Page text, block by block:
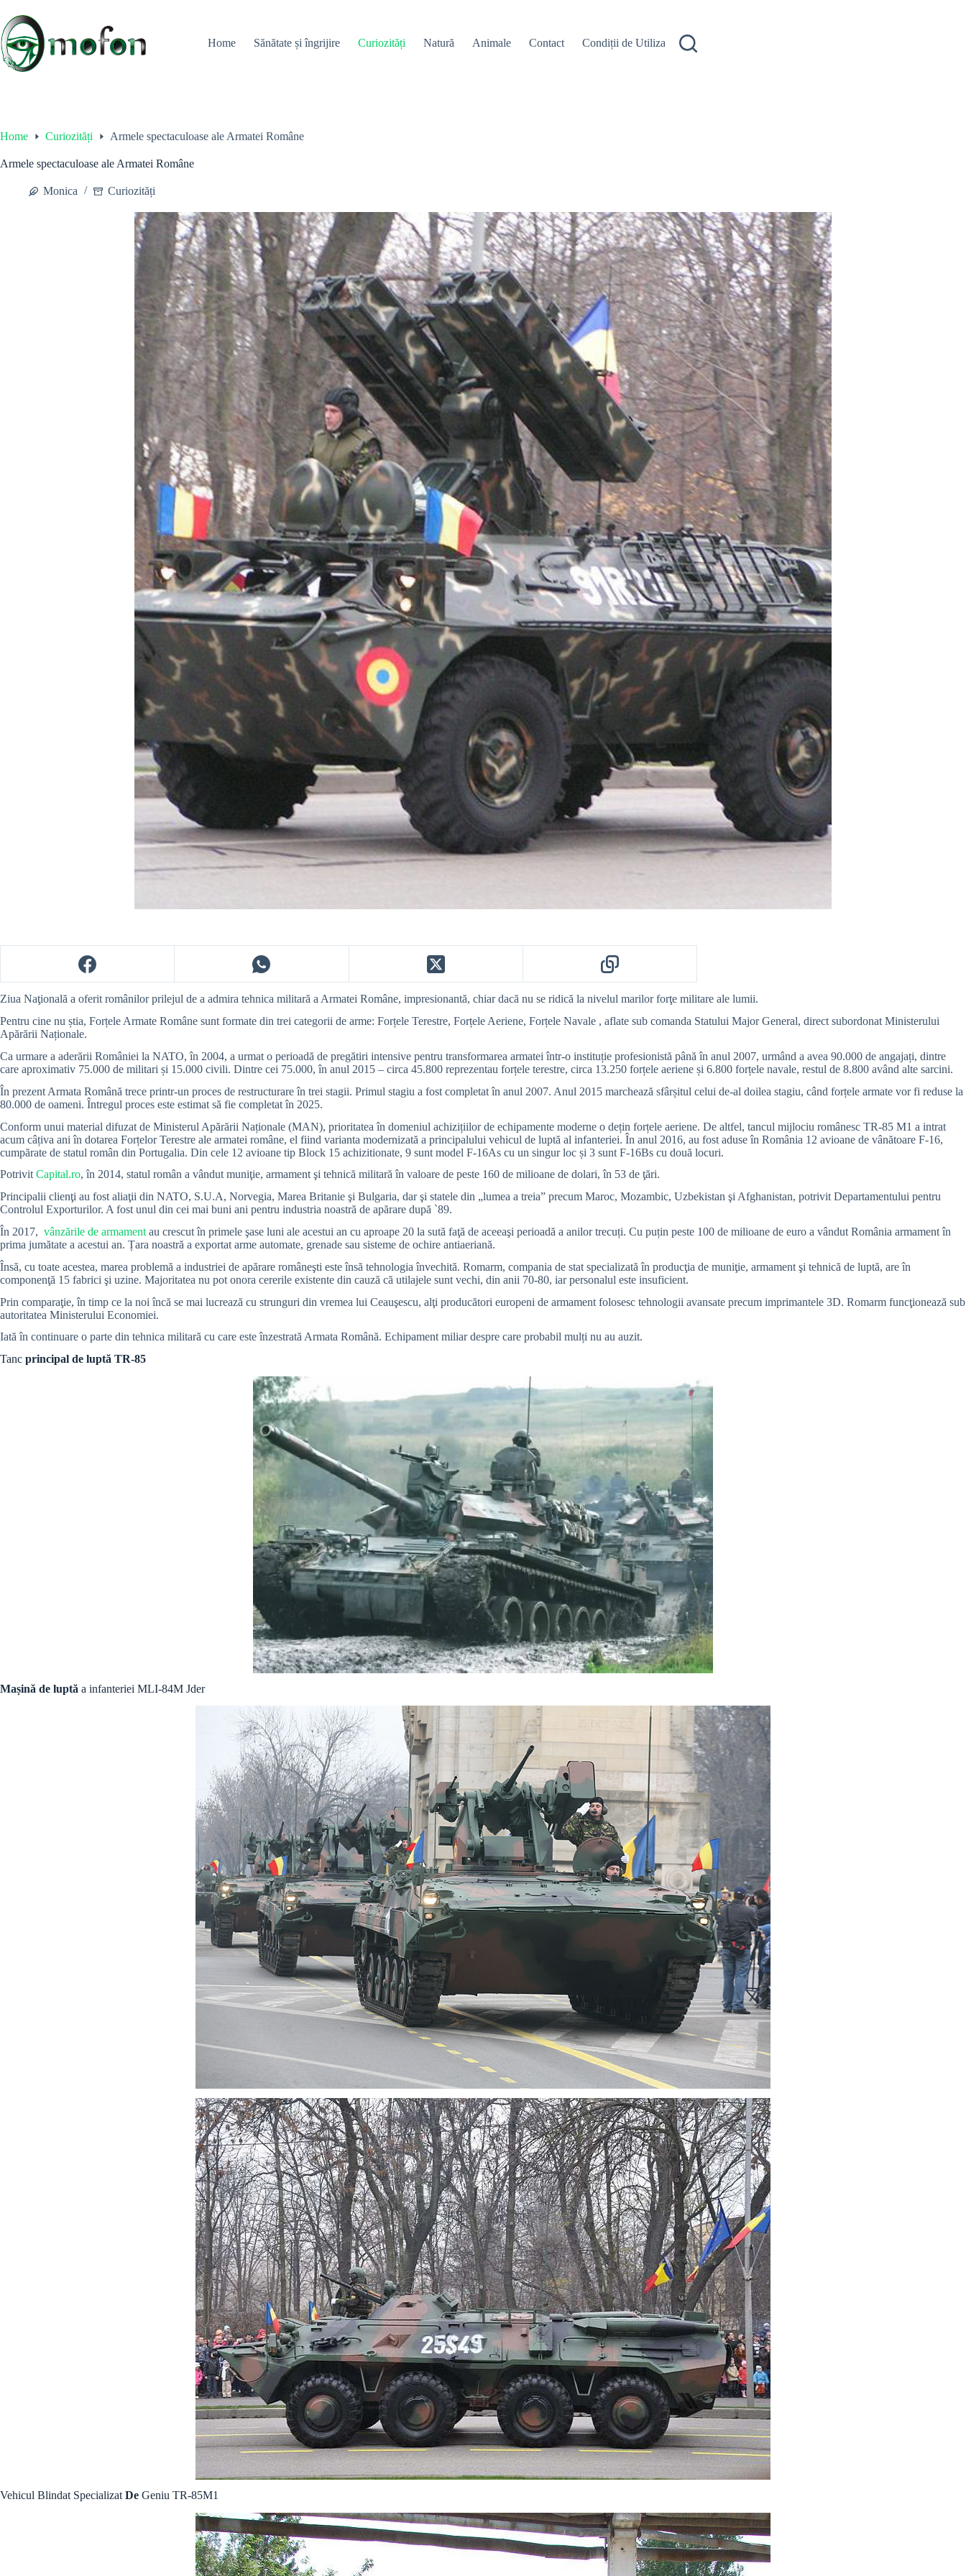
content
Home
Sănătate și îngrijire Curiozități Natură Animale Contact Condiții de Utilizare
Home Curiozități Armele spectaculoase ale Armatei Române
Armele spectaculoase ale Armatei Române
Monica Curiozități
Ziua Naţională a oferit românilor prilejul de a admira tehnica militară a Armatei Române, impresionantă, chiar dacă nu se ridică la nivelul marilor forţe militare ale lumii.
Pentru cine nu știa, Forțele Armate Române sunt formate din trei categorii de arme: Forțele Terestre, Forțele Aeriene, Forțele Navale , aflate sub comanda Statului Major General, direct subordonat Ministerului
Apărării Naționale.
Ca urmare a aderării României la NATO, în 2004, a urmat o perioadă de pregătiri intensive pentru transformarea armatei într-o instituție profesionistă până în anul 2007, urmând a avea 90.000 de angajați, dintre
care aproximativ 75.000 de militari și 15.000 civili. Dintre cei 75.000, în anul 2015 – circa 45.800 reprezentau forțele terestre, circa 13.250 forțele aeriene și 6.800 forțele navale, restul de 8.800 având alte sarcini.
În prezent Armata Română trece printr-un proces de restructurare în trei stagii. Primul stagiu a fost completat în anul 2007. Anul 2015 marchează sfârșitul celui de-al doilea stagiu, când forțele armate vor fi reduse la
80.000 de oameni. Întregul proces este estimat să fie completat în 2025.
Conform unui material difuzat de Ministerul Apărării Naționale (MAN), prioritatea în domeniul achizițiilor de echipamente moderne o dețin forțele aeriene. De altfel, tancul mijlociu românesc TR-85 M1 a intrat
acum câțiva ani în dotarea Forțelor Terestre ale armatei române, el fiind varianta modernizată a principalului vehicul de luptă al infanteriei. În anul 2016, au fost aduse în România 12 avioane de vânătoare F-16,
cumpărate de statul român din Portugalia. Din cele 12 avioane tip Block 15 achizitionate, 9 sunt model F-16As cu un singur loc și 3 sunt F-16Bs cu două locuri.
Potrivit Capital.ro, în 2014, statul român a vândut muniţie, armament şi tehnică militară în valoare de peste 160 de milioane de dolari, în 53 de ţări.
Principalii clienţi au fost aliaţii din NATO, S.U.A, Norvegia, Marea Britanie şi Bulgaria, dar şi statele din „lumea a treia” precum Maroc, Mozambic, Uzbekistan şi Afghanistan, potrivit Departamentului pentru
Controlul Exporturilor. A fost unul din cei mai buni ani pentru industria noastră de apărare după `89.
În 2017, vânzările de armament au crescut în primele şase luni ale acestui an cu aproape 20 la sută faţă de aceeaşi perioadă a anilor trecuți. Cu puțin peste 100 de milioane de euro a vândut România armament în
prima jumătate a acestui an. Țara noastră a exportat arme automate, grenade sau sisteme de ochire antiaeriană.
Însă, cu toate acestea, marea problemă a industriei de apărare româneşti este însă tehnologia învechită. Romarm, compania de stat specializată în producţia de muniţie, armament şi tehnică de luptă, are în
componenţă 15 fabrici şi uzine. Majoritatea nu pot onora cererile existente din cauză că utilajele sunt vechi, din anii 70-80, iar personalul este insuficient.
Prin comparaţie, în timp ce la noi încă se mai lucrează cu strunguri din vremea lui Ceauşescu, alţi producători europeni de armament folosesc tehnologii avansate precum imprimantele 3D. Romarm funcţionează sub
autoritatea Ministerului Economiei.
Iată în continuare o parte din tehnica militară cu care este înzestrată Armata Română. Echipament miliar despre care probabil mulți nu au auzit.
Tanc principal de luptă TR-85
Mașină de luptă a infanteriei MLI-84M Jder
Vehicul Blindat Specializat De Geniu TR-85M1